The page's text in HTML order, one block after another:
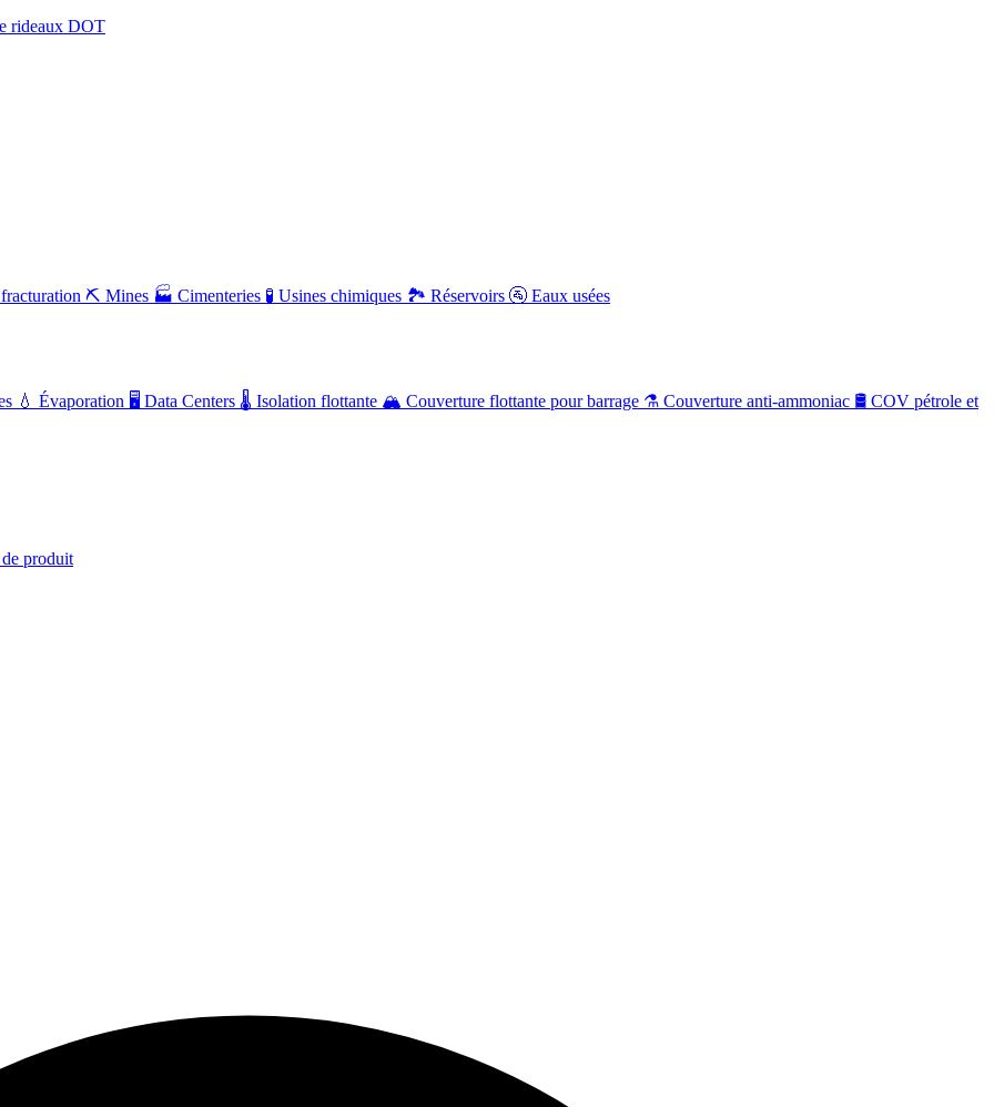
rideaux DOT
⛏️ Mines 🏭 Cimenteries 🧪 Usines chimiques 🏞️ Réservoirs 🚰 Eaux usées
💧 Évaporation 🖥️ Data Centers 🌡️ Isolation flottante 🏔️ Couverture flottante pour barrage ⚗️ Couverture anti-ammoniac 🛢️ COV pétrole et
produit